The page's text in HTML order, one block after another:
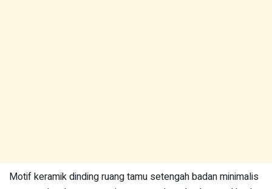
Motif keramik dinding ruang tamu setengah badan minimalis